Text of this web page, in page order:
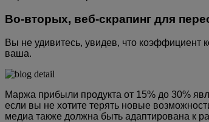
Во-вторых, веб-скрапинг для
Вы не удивитесь, увидев, что коэффициент
ваша.
Маржа прибыли продукта от 15% до 30%
если вы не хотите терять новые
медиа также должна быть адаптирована к